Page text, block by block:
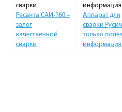
Ресанта САИ-160 –
залог
качественной
сварки
Аппарат для
сварки
только
информация